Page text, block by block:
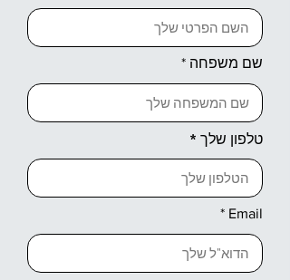
שם משפחה
טלפון שלך
Email